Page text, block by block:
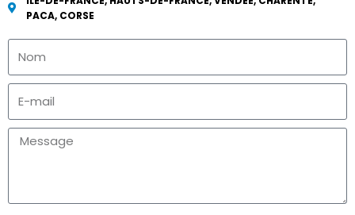
PACA, CORSE